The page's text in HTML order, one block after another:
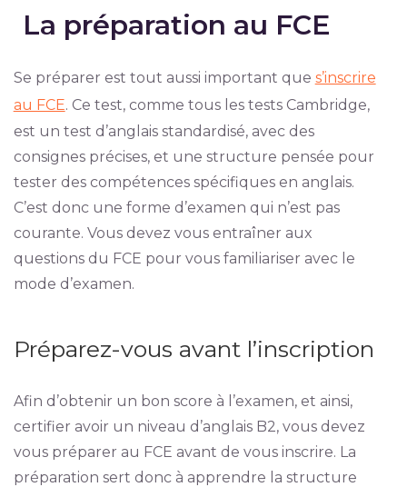
La préparation au FCE
Se préparer est tout aussi important que s’inscrire
au FCE. Ce test, comme tous les tests Cambridge,
est un test d’anglais standardisé, avec des
consignes précises, et une structure pensée pour
tester des compétences spécifiques en anglais.
C’est donc une forme d’examen qui n’est pas
courante. Vous devez vous entraîner aux
questions du FCE pour vous familiariser avec le
mode d’examen.
Préparez-vous avant l’inscription
Afin d’obtenir un bon score à l’examen, et ainsi,
certifier avoir un niveau d’anglais B2, vous devez
vous préparer au FCE avant de vous inscrire. La
préparation sert donc à apprendre la structure